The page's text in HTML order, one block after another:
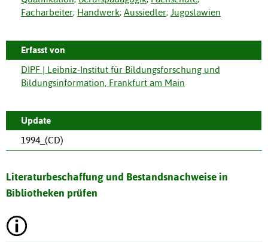
Facharbeiter; Handwerk; Aussiedler; Jugoslawien
Erfasst von
DIPF | Leibniz-Institut für Bildungsforschung und
Bildungsinformation, Frankfurt am Main
Update
1994_(CD)
Literaturbeschaffung und Bestandsnachweise in
Bibliotheken prüfen